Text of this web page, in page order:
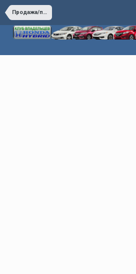
Продажа/покупка автомобилей Honda Hybrid